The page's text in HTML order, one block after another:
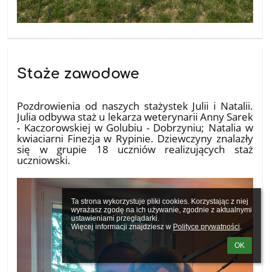
Ta strona wykorzystuje pliki cookies. Korzystając z niej
wyrażasz zgodę na ich używanie, zgodnie z aktualnymi
ustawieniami przeglądarki.
Więcej informacji znajdziesz w Polityce prywatności.
OK
Staże zawodowe
Pozdrowienia od naszych stażystek Julii i Natalii.
Julia odbywa staż u lekarza weterynarii Anny Sarek
- Kaczorowskiej w Golubiu - Dobrzyniu; Natalia w
kwiaciarni Finezja w Rypinie. Dziewczyny znalazły
się w grupie 18 uczniów realizujących staż
uczniowski.